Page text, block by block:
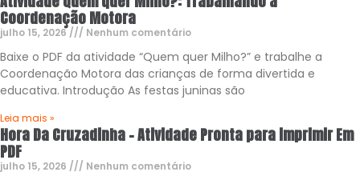
Coordenação Motora
julho 15, 2026 Nenhum comentário
Baixe o PDF da atividade “Quem quer Milho?” e trabalhe a
Coordenação Motora das crianças de forma divertida e
educativa. Introdução As festas juninas são
Leia mais »
Hora Da Cruzadinha – Atividade Pronta para imprimir Em
PDF
julho 15, 2026 Nenhum comentário